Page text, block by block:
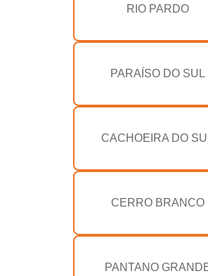
RIO PARDO
PARAÍSO DO SUL
CACHOEIRA DO
CERRO BRANCO
PANTANO